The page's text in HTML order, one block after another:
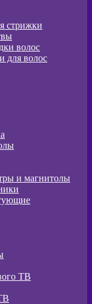
стрижки
волос
для волос
и магнитолы
ТВ